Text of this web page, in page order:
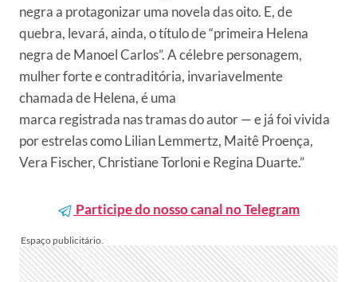
negra a protagonizar uma novela das oito. E, de
quebra, levará, ainda, o título de “primeira Helena
negra de Manoel Carlos”. A célebre personagem,
mulher forte e contraditória, invariavelmente
chamada de Helena, é uma
marca registrada nas tramas do autor — e já foi vivida
por estrelas como Lilian Lemmertz, Maitê Proença,
Vera Fischer, Christiane Torloni e Regina Duarte.”
Participe do nosso canal no Telegram